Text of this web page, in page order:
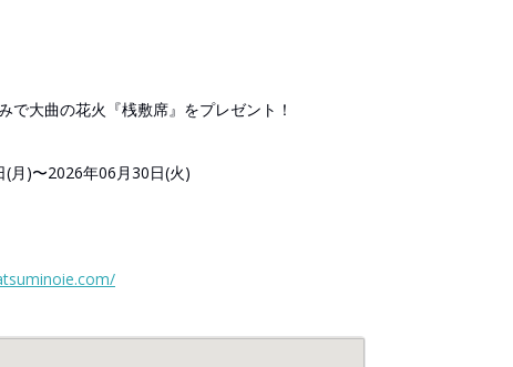
で大曲の花火『桟敷席』をプレゼント！
(月)〜2026年06月30日(火)